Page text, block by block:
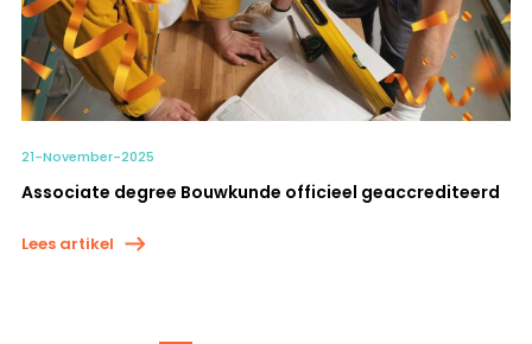
21-November-2025
Associate degree Bouwkunde officieel geaccrediteerd
Lees artikel